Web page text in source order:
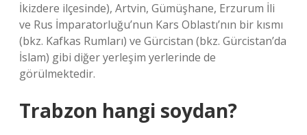
İkizdere ilçesinde), Artvin, Gümüşhane, Erzurum İli
ve Rus İmparatorluğu’nun Kars Oblastı’nın bir kısmı
(bkz. Kafkas Rumları) ve Gürcistan (bkz. Gürcistan’da
İslam) gibi diğer yerleşim yerlerinde de
görülmektedir.
Trabzon hangi soydan?